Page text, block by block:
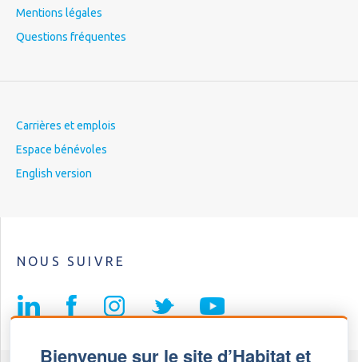
Bienvenue sur le site d’Habitat et
Mentions légales
Questions fréquentes
Carrières et emplois
Espace bénévoles
English version
NOUS SUIVRE